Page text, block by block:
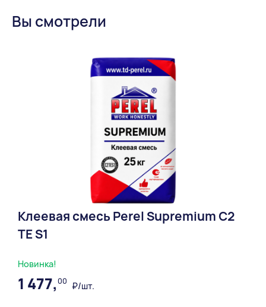
Вы смотрели
Новинка!
Клеевая смесь Perel Supremium С2
ТЕ S1
1 477,00 ₽/шт.